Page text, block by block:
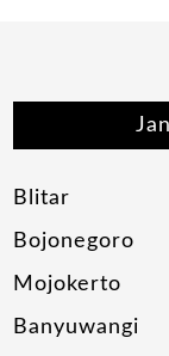
Blitar
Bojonegoro
Mojokerto
Banyuwangi